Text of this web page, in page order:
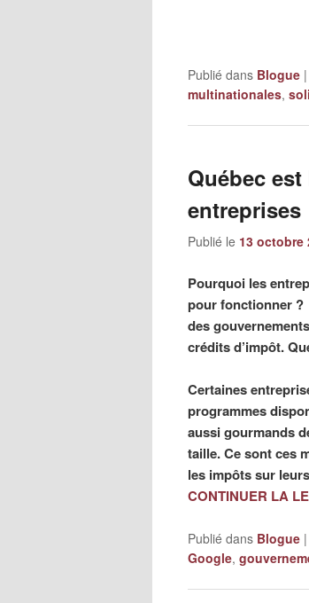
Publié dans Blogue |
multinationales,
Québec
entreprises
Publié le 13 octobre
Pourquoi les
pour fonctionner ?
des
crédits d’impôt.
Certaines
programmes
aussi gourmands
taille. Ce sont ces
les impôts sur
CONTINUER LA
Publié dans Blogue |
Google,